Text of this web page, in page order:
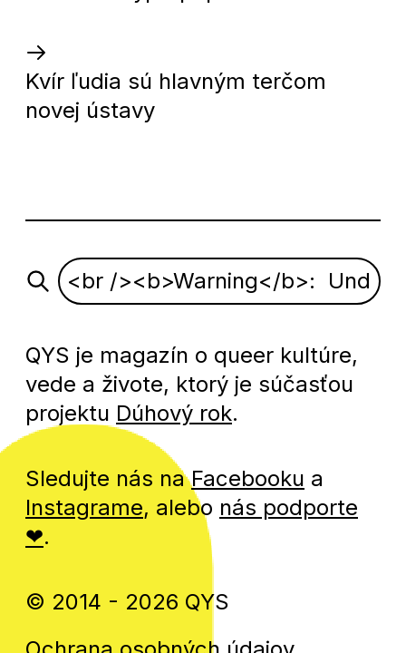
sa
dozvie
Kvír ľudia sú hlavným terčom
novej ústavy
QYS je magazín o queer kultúre,
vede a živote, ktorý je súčasťou
projektu Dúhový rok.
Sledujte nás naFacebooku a
Instagrame, alebo nás podporte
❤.
© 2014 - 2026 QYS